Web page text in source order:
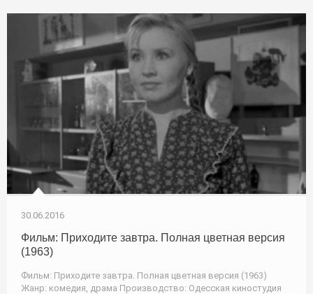
30.06.2016
Фильм: Приходите завтра. Полная цветная версия
(1963)
Фильм: Приходите завтра. Полная цветная версия (1963)
Жанр: комедия, драма Производство: Одесская киностудия